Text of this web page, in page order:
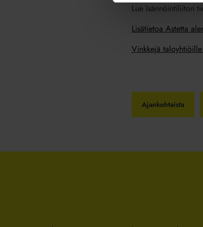
Lue Isännöintiliiton
Lisätietoa Astetta
Vinkkejä
Ajankohtaista